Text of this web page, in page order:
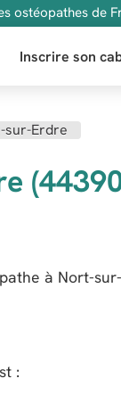
ostéopathes de
Inscrire son
sur-Erdre
à Nort-
: